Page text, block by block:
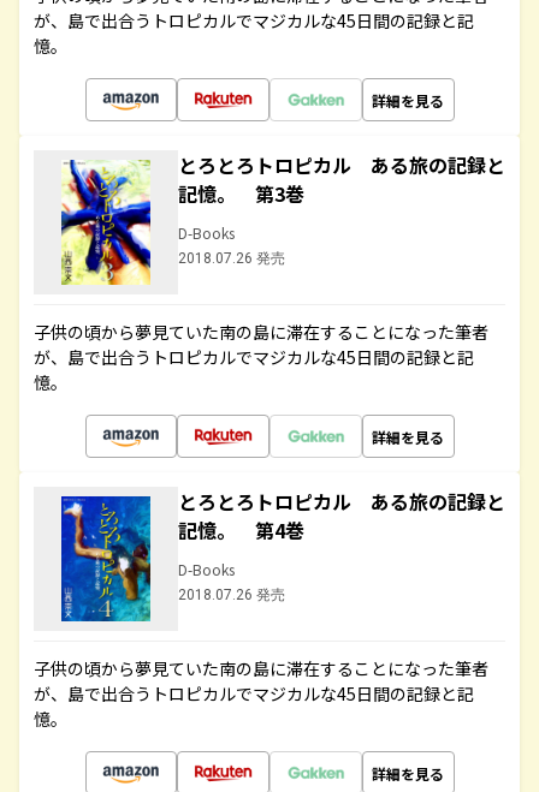
が、島で出合うトロピカルでマジカルな45日間の記録と記
憶。
詳細を見る
とろとろトロピカル ある旅の記録と
記憶。 第3巻
D-Books
2018.07.26 発売
子供の頃から夢見ていた南の島に滞在することになった筆者
が、島で出合うトロピカルでマジカルな45日間の記録と記
憶。
詳細を見る
とろとろトロピカル ある旅の記録と
記憶。 第4巻
D-Books
2018.07.26 発売
子供の頃から夢見ていた南の島に滞在することになった筆者
が、島で出合うトロピカルでマジカルな45日間の記録と記
憶。
詳細を見る